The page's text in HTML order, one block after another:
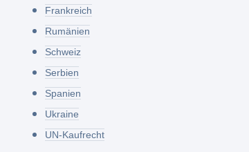
Frankreich
Rumänien
Schweiz
Serbien
Spanien
Ukraine
UN-Kaufrecht